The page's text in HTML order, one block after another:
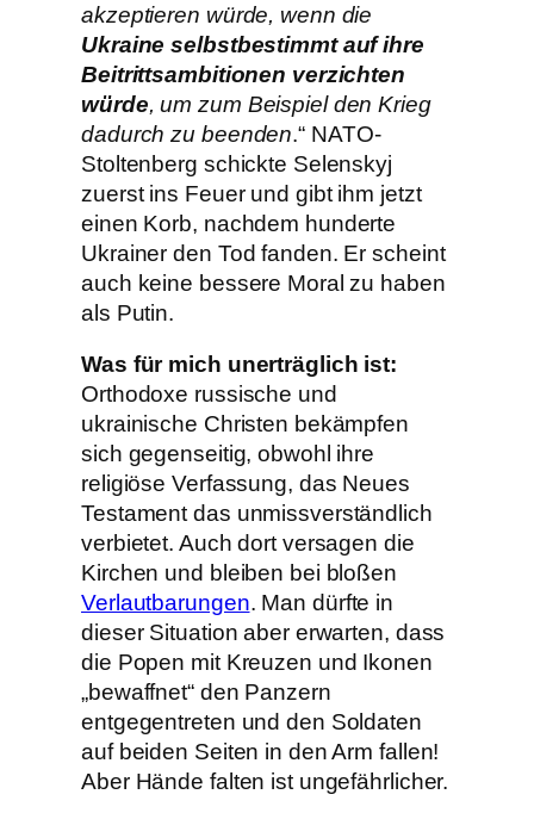
akzeptieren würde, wenn die
Ukraine selbstbestimmt auf ihre
Beitrittsambitionen verzichten
würde, um zum Beispiel den Krieg
dadurch zu beenden.“ NATO-
Stoltenberg schickte Selenskyj
zuerst ins Feuer und gibt ihm jetzt
einen Korb, nachdem hunderte
Ukrainer den Tod fanden. Er scheint
auch keine bessere Moral zu haben
als Putin.
Was für mich unerträglich ist:
Orthodoxe russische und
ukrainische Christen bekämpfen
sich gegenseitig, obwohl ihre
religiöse Verfassung, das Neues
Testament das unmissverständlich
verbietet. Auch dort versagen die
Kirchen und bleiben bei bloßen
Verlautbarungen. Man dürfte in
dieser Situation aber erwarten, dass
die Popen mit Kreuzen und Ikonen
„bewaffnet“ den Panzern
entgegentreten und den Soldaten
auf beiden Seiten in den Arm fallen!
Aber Hände falten ist ungefährlicher.